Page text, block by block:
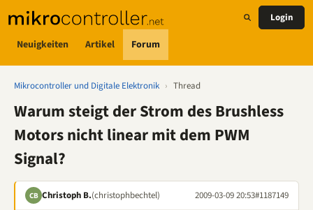
Neuigkeiten Artikel Forum
Login
Mikrocontroller und Digitale Elektronik › Thread
Warum steigt der Strom des Brushless
Motors nicht linear mit dem PWM
Signal?
CB Christoph B.(christophbechtel) 2009-03-09 20:53#1187149